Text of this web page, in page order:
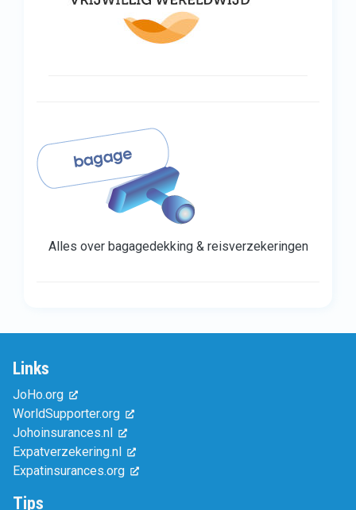
Alles over bagagedekking & reisverzekeringen
Links
JoHo.org
WorldSupporter.org
Johoinsurances.nl
Expatverzekering.nl
Expatinsurances.org
Tips